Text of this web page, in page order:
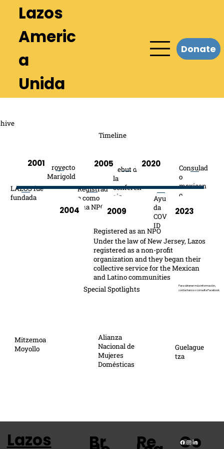
Lazos
Americ
a
Unida
Timeline
​LAZOS fue
fundada
Proyecto
Marigold
Registrad
a como
una NPO
​
Ayu
da
COV
ID
Debut de
la
conferen
cia
Consulad
o
mexican
o
2001
2004
2005
2009
2020
2023
Under the law of New Jersey, Lazos
registered as a non-profit
organization and they began their
collective service for the Mexican
and Latino communities
Registered as an NPO
Special Spotlights
Mitzemoa
Moyollo
Alianza
Nacional de
Mujeres
Domésticas
Guelague
tza
Para obtener más información,
contáctanos o consulta Facebook.
Lazos
Br
Re
Co